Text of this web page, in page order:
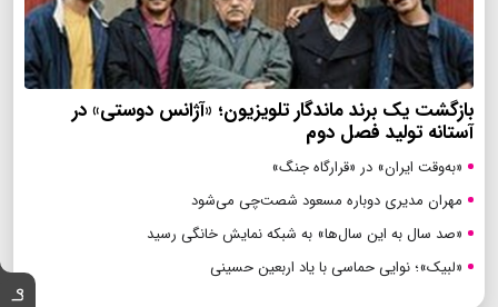
بازگشت یک برند ماندگار تلویزیون؛ «آژانس دوستی» در
آستانه تولید فصل دوم
«به‌وقت ایران» در «قرارگاه جنگ»
مهران مدیری دوباره مسعود شصت‌چی می‌شود
«صد سال به این سال‌ها» به شبکه نمایش خانگی رسید
«لبیک»؛ نوایی حماسی با یاد اربعین حسینی